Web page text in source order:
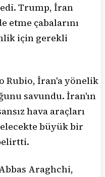
Trump, İran
etme çabalarını
için gerekli
Rubio, İran'a yönelik
savundu. İran'ın
hava araçları
büyük bir
Araghchi,